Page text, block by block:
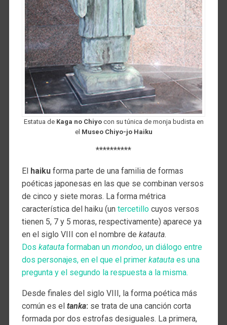
Estatua de Kaga no Chiyocon su túnica de monja budista en
el Museo Chiyo-jo Haiku
**********
El haiku forma parte de una familia de formas
poéticas japonesas en las que se combinan versos
de cinco y siete moras. La forma métrica
característica del haiku (un tercetillocuyos versos
tienen 5, 7 y 5 moras, respectivamente) aparece ya
en el siglo VIII con el nombre de katauta.
Dos katautaformaban un mondoo, un diálogo entre
dos personajes, en el que el primer katautaes una
pregunta y el segundo la respuesta a la misma.
Desde finales del siglo VIII, la forma poética más
común es el tanka: se trata de una canción corta
formada por dos estrofas desiguales. La primera,